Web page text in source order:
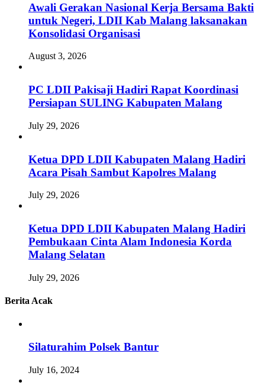
Awali Gerakan Nasional Kerja Bersama Bakti
untuk Negeri, LDII Kab Malang laksanakan
Konsolidasi Organisasi
August 3, 2026
PC LDII Pakisaji Hadiri Rapat Koordinasi
Persiapan SULING Kabupaten Malang
July 29, 2026
Ketua DPD LDII Kabupaten Malang Hadiri
Acara Pisah Sambut Kapolres Malang
July 29, 2026
Ketua DPD LDII Kabupaten Malang Hadiri
Pembukaan Cinta Alam Indonesia Korda
Malang Selatan
July 29, 2026
Berita Acak
Silaturahim Polsek Bantur
July 16, 2024